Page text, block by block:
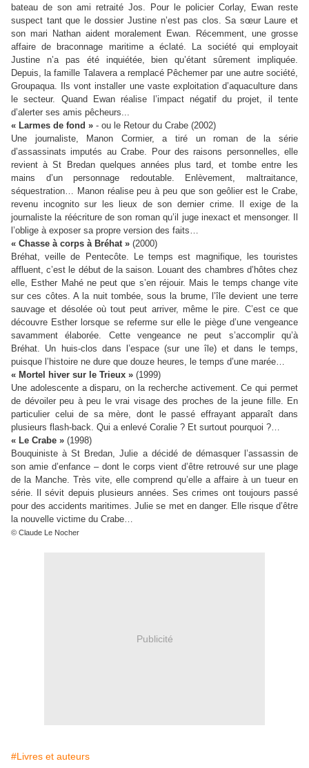
bateau de son ami retraité Jos. Pour le policier Corlay, Ewan reste
suspect tant que le dossier Justine n’est pas clos. Sa sœur Laure et
son mari Nathan aident moralement Ewan. Récemment, une grosse
affaire de braconnage maritime a éclaté. La société qui employait
Justine n’a pas été inquiétée, bien qu’étant sûrement impliquée.
Depuis, la famille Talavera a remplacé Pêchemer par une autre société,
Groupaqua. Ils vont installer une vaste exploitation d’aquaculture dans
le secteur. Quand Ewan réalise l’impact négatif du projet, il tente
d’alerter ses amis pêcheurs...
« Larmes de fond » - ou le Retour du Crabe (2002)
Une journaliste, Manon Cormier, a tiré un roman de la série
d’assassinats imputés au Crabe. Pour des raisons personnelles, elle
revient à St Bredan quelques années plus tard, et tombe entre les
mains d’un personnage redoutable. Enlèvement, maltraitance,
séquestration… Manon réalise peu à peu que son geôlier est le Crabe,
revenu incognito sur les lieux de son dernier crime. Il exige de la
journaliste la réécriture de son roman qu’il juge inexact et mensonger. Il
l’oblige à exposer sa propre version des faits…
« Chasse à corps à Bréhat » (2000)
Bréhat, veille de Pentecôte. Le temps est magnifique, les touristes
affluent, c’est le début de la saison. Louant des chambres d’hôtes chez
elle, Esther Mahé ne peut que s’en réjouir. Mais le temps change vite
sur ces côtes. A la nuit tombée, sous la brume, l’île devient une terre
sauvage et désolée où tout peut arriver, même le pire. C’est ce que
découvre Esther lorsque se referme sur elle le piège d’une vengeance
savamment élaborée. Cette vengeance ne peut s’accomplir qu’à
Bréhat. Un huis-clos dans l’espace (sur une île) et dans le temps,
puisque l’histoire ne dure que douze heures, le temps d’une marée…
« Mortel hiver sur le Trieux » (1999)
Une adolescente a disparu, on la recherche activement. Ce qui permet
de dévoiler peu à peu le vrai visage des proches de la jeune fille. En
particulier celui de sa mère, dont le passé effrayant apparaît dans
plusieurs flash-back. Qui a enlevé Coralie ? Et surtout pourquoi ?…
« Le Crabe » (1998)
Bouquiniste à St Bredan, Julie a décidé de démasquer l’assassin de
son amie d’enfance – dont le corps vient d’être retrouvé sur une plage
de la Manche. Très vite, elle comprend qu’elle a affaire à un tueur en
série. Il sévit depuis plusieurs années. Ses crimes ont toujours passé
pour des accidents maritimes. Julie se met en danger. Elle risque d’être
la nouvelle victime du Crabe…
© Claude Le Nocher
Publicité
#Livres et auteurs